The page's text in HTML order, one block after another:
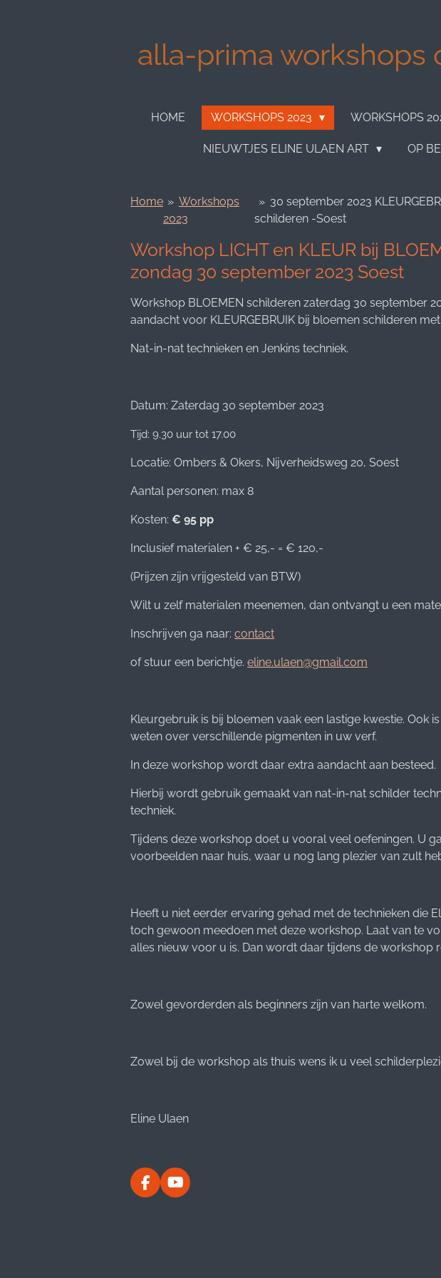
alla-prima workshops
HOME WORKSHOPS 2023 WORKSHOPS
NIEUWTJES ELINE ULAEN ART OP
Home » Workshops
2023
» 30 september 2023
schilderen -Soest
Workshop LICHT en KLEUR bij
zondag 30 september 2023 Soest
Workshop BLOEMEN schilderen zaterdag 30 september
aandacht voor KLEURGEBRUIK bij bloemen schilderen
Nat-in-nat technieken en Jenkins techniek.
Datum: Zaterdag 30 september 2023
Tijd: 9.30 uur tot 17.00
Locatie: Ombers & Okers, Nijverheidsweg 20, Soest
Aantal personen: max 8
Kosten: € 95 pp
Inclusief materialen + € 25,- = € 120,-
(Prijzen zijn vrijgesteld van BTW)
Wilt u zelf materialen meenemen, dan ontvangt u een
Inschrijven ga naar: contact
of stuur een berichtje. eline.ulaen@gmail.com
Kleurgebruik is bij bloemen vaak een lastige kwestie. Ook
weten over verschillende pigmenten in uw verf.
In deze workshop wordt daar extra aandacht aan besteed.
Hierbij wordt gebruik gemaakt van nat-in-nat schilder
techniek.
Tijdens deze workshop doet u vooral veel oefeningen. U
voorbeelden naar huis, waar u nog lang plezier van zult
Heeft u niet eerder ervaring gehad met de technieken die
toch gewoon meedoen met deze workshop. Laat van te
alles nieuw voor u is. Dan wordt daar tijdens de workshop
Zowel gevorderden als beginners zijn van harte welkom.
Zowel bij de workshop als thuis wens ik u veel
Eline Ulaen
F
a
Y
o